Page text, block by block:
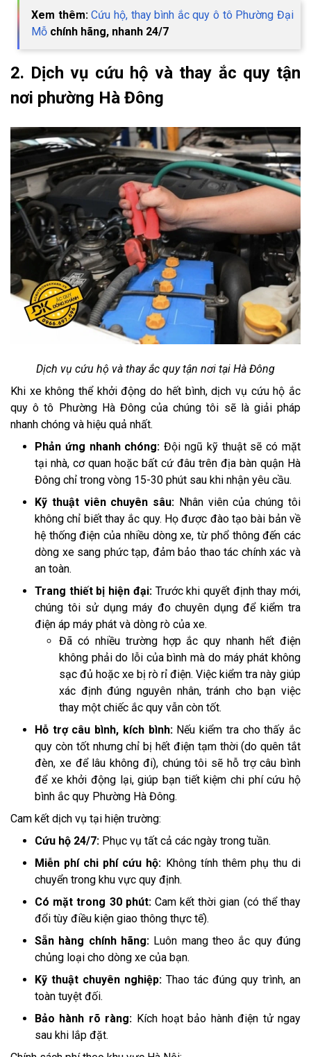
Xem thêm:Cứu hộ, thay bình ắc quy ô tô Phường Đại
Mỗ chính hãng, nhanh 24/7
2. Dịch vụ cứu hộ và thay ắc quy tận
nơi phường Hà Đông
Dịch vụ cứu hộ và thay ắc quy tận nơi tại Hà Đông
Khi xe không thể khởi động do hết bình, dịch vụ cứu hộ ắc
quy ô tô Phường Hà Đông của chúng tôi sẽ là giải pháp
nhanh chóng và hiệu quả nhất.
Phản ứng nhanh chóng:Đội ngũ kỹ thuật sẽ có mặt
tại nhà, cơ quan hoặc bất cứ đâu trên địa bàn quận Hà
Đông chỉ trong vòng 15-30 phút sau khi nhận yêu cầu.
Kỹ thuật viên chuyên sâu: Nhân viên của chúng tôi
không chỉ biết thay ắc quy. Họ được đào tạo bài bản về
hệ thống điện của nhiều dòng xe, từ phổ thông đến các
dòng xe sang phức tạp, đảm bảo thao tác chính xác và
an toàn.
Trang thiết bị hiện đại: Trước khi quyết định thay mới,
chúng tôi sử dụng máy đo chuyên dụng để kiểm tra
điện áp máy phát và dòng rò của xe.
Đã có nhiều trường hợp ắc quy nhanh hết điện
không phải do lỗi của bình mà do máy phát không
sạc đủ hoặc xe bị rò rỉ điện. Việc kiểm tra này giúp
xác định đúng nguyên nhân, tránh cho bạn việc
thay một chiếc ắc quy vẫn còn tốt.
Hỗ trợ câu bình, kích bình: Nếu kiểm tra cho thấy ắc
quy còn tốt nhưng chỉ bị hết điện tạm thời (do quên tắt
đèn, xe để lâu không đi), chúng tôi sẽ hỗ trợ câu bình
để xe khởi động lại, giúp bạn tiết kiệm chi phí cứu hộ
bình ắc quy Phường Hà Đông.
Cam kết dịch vụ tại hiện trường:
Cứu hộ 24/7: Phục vụ tất cả các ngày trong tuần.
Miễn phí chi phí cứu hộ: Không tính thêm phụ thu di
chuyển trong khu vực quy định.
Có mặt trong 30 phút: Cam kết thời gian (có thể thay
đổi tùy điều kiện giao thông thực tế).
Sẵn hàng chính hãng: Luôn mang theo ắc quy đúng
chủng loại cho dòng xe của bạn.
Kỹ thuật chuyên nghiệp: Thao tác đúng quy trình, an
toàn tuyệt đối.
Bảo hành rõ ràng: Kích hoạt bảo hành điện tử ngay
sau khi lắp đặt.